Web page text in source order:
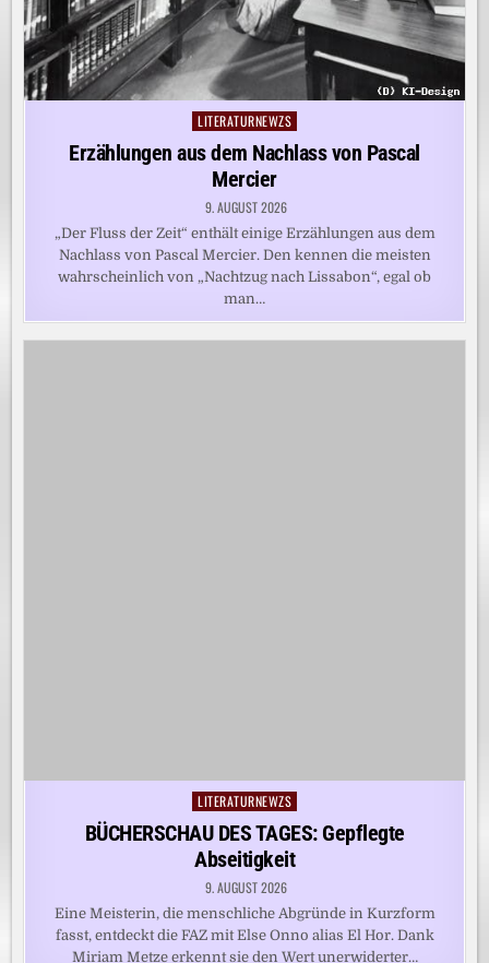
Posted
LITERATURNEWZS
Erzählungen aus dem Nachlass von Pascal
Mercier
9. AUGUST 2026
„Der Fluss der Zeit“ enthält einige Erzählungen aus dem
Nachlass von Pascal Mercier. Den kennen die meisten
wahrscheinlich von „Nachtzug nach Lissabon“, egal ob
man…
Posted
in
LITERATURNEWZS
BÜCHERSCHAU DES TAGES: Gepflegte
Abseitigkeit
9. AUGUST 2026
Eine Meisterin, die menschliche Abgründe in Kurzform
fasst, entdeckt die FAZ mit Else Onno alias El Hor. Dank
Miriam Metze erkennt sie den Wert unerwiderter…